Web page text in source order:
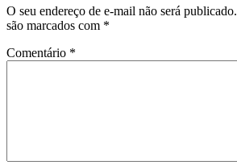
O seu endereço de e-mail não será publicado.
são marcados com *
Comentário *